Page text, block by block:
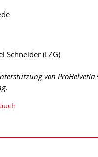
Schneider (LZG)
von ProHelvetia